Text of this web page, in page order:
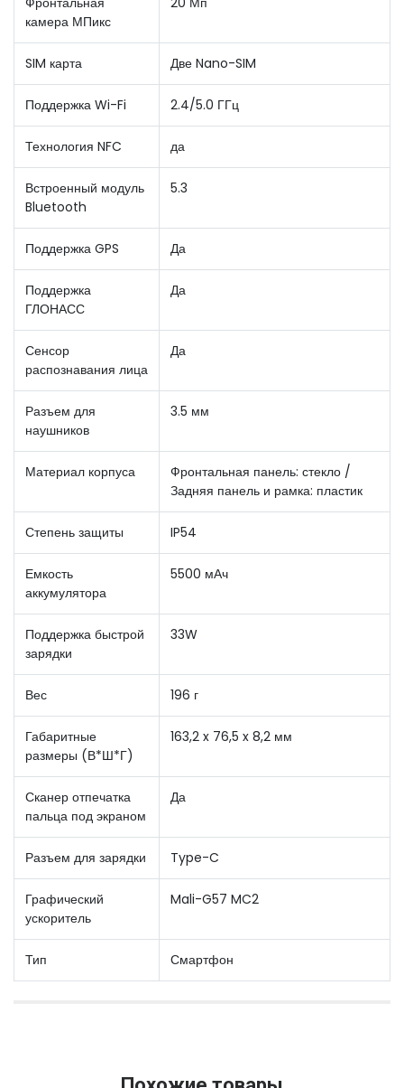
камера МПикс
SIM карта Две Nano-SIM
Поддержка Wi-Fi 2.4/5.0 ГГц
Технология NFC да
Встроенный модуль
Bluetooth
5.3
Поддержка GPS Да
Поддержка
ГЛОНАСС
Да
Сенсор
распознавания лица
Да
Разъем для
наушников
3.5 мм
Материал корпуса
Фронтальная панель: стекло /
Задняя панель и рамка: пластик
Степень защиты IP54
Емкость
аккумулятора
5500 мАч
Поддержка быстрой
зарядки
33W
Вес 196 г
Габаритные
размеры (В*Ш*Г)
163,2 x 76,5 x 8,2 мм
Сканер отпечатка
пальца под экраном
Да
Разъем для зарядки Type-C
Графический
ускоритель
Mali-G57 MC2
Тип Смартфон